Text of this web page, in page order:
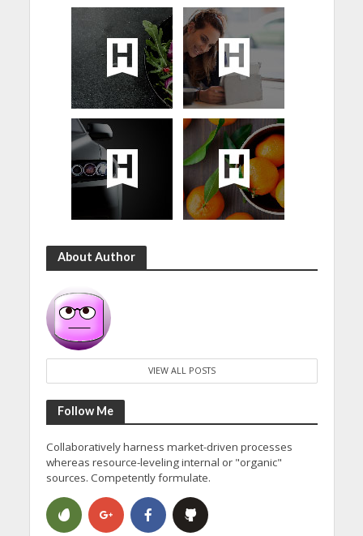
About Author
VIEW ALL POSTS
Follow Me
Collaboratively harness market-driven processes
whereas resource-leveling internal or "organic"
sources. Competently formulate.